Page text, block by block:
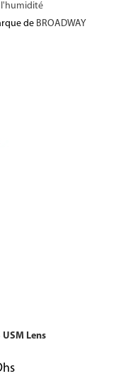
l'humidité
de BROADWAY
Lens